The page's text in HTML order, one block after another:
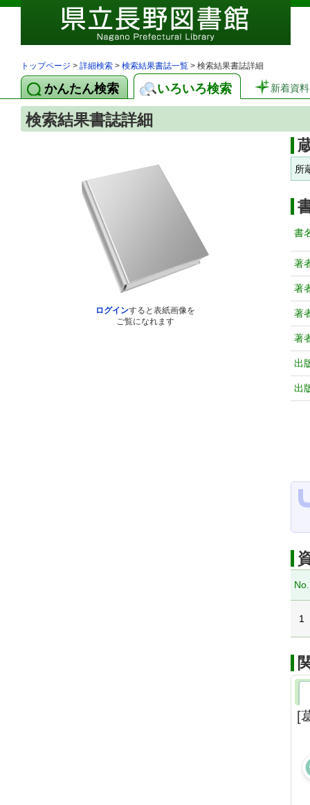
トップページ > 詳細検索 > 検索結果書誌一覧 > 検索結果書誌詳細
かんたん検索 いろいろ検索 新着資料
検索結果書誌詳細
ログインすると表紙画像を
ご覧になれます
所
書
著
著
著
著
出
出
No.
1
[